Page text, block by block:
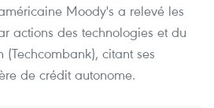
Moody's a relevé les
actions des technologies et du
citant ses
de crédit autonome.